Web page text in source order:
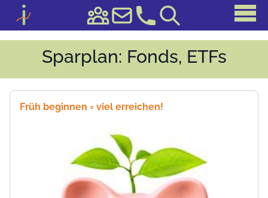
Sparplan: Fonds, ETFs
Früh beginnen = viel erreichen!